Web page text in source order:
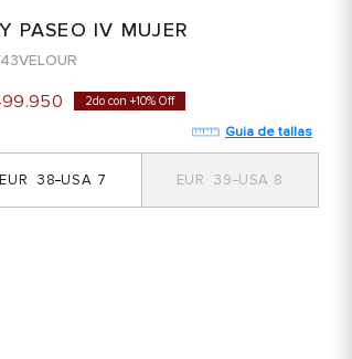
PASEO IV MUJER
.950 2do con +10% Off
Guia de tallas
7
38 8
39